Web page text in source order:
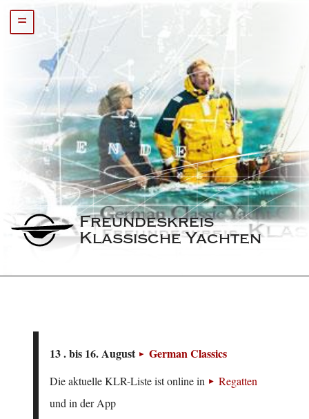
=
Freundeskreis
Klassische Yachten
13 . bis 16. August German Classics
Die aktuelle KLR-Liste ist online in
Regatten
und in der App